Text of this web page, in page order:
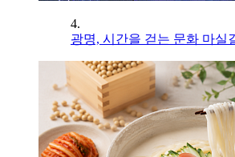
4.
광명, 시간을 걷는 문화 마실